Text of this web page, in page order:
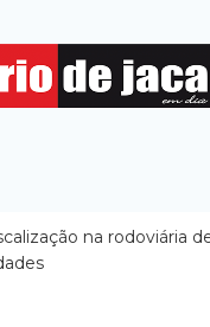
na rodoviária